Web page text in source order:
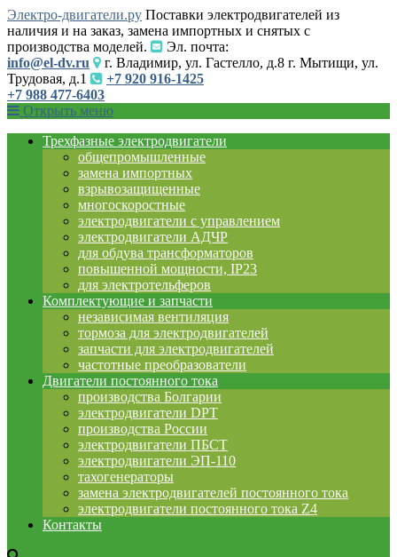
Электро-двигатели.ру Поставки электродвигателей из
наличия и на заказ, замена импортных и снятых с
производства моделей.
Эл. почта:
info@el-dv.ru
г. Владимир, ул. Гастелло, д.8 г. Мытищи, ул.
Трудовая, д.1
+7 920 916-1425
+7 988 477-6403
Открыть меню
Трехфазные электродвигатели
общепромышленные
замена импортных
взрывозащищенные
многоскоростные
электродвигатели с управлением
электродвигатели АДЧР
для обдува трансформаторов
повышенной мощности, IP23
для электротельферов
Комплектующие и запчасти
независимая вентиляция
тормоза для электродвигателей
запчасти для электродвигателей
частотные преобразователи
Двигатели постоянного тока
производства Болгарии
электродвигатели DPT
производства России
электродвигатели ПБСТ
электродвигатели ЭП-110
тахогенераторы
замена электродвигателей постоянного тока
электродвигатели постоянного тока Z4
Контакты